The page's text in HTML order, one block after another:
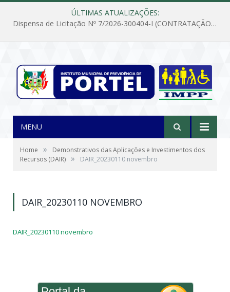
ÚLTIMAS ATUALIZAÇÕES:
Dispensa de Licitação Nº 7/2026-300404-I (CONTRATAÇÃO DE EMPRESA PARA MANUTENÇÃO E REPARAÇÃO DE APARELHOS DE AR CONDICIONADO, EM ATENDIMENTO ÀS NECESSIDADES DO INSTITUTO DE PREVIDÊNCIA MUNICIPAL DE PORTEL/PA)
MENU
Home »
Demonstrativos das Aplicações e Investimentos dos
Recursos (DAIR) » DAIR_20230110 novembro
DAIR_20230110 NOVEMBRO
DAIR_20230110 novembro